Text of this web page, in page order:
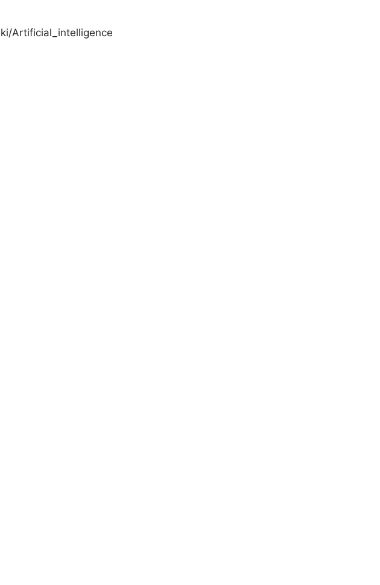
Artificial_intelligence